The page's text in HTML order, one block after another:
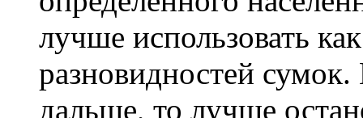
лучше использовать
разновидностей
дальше, то лучше